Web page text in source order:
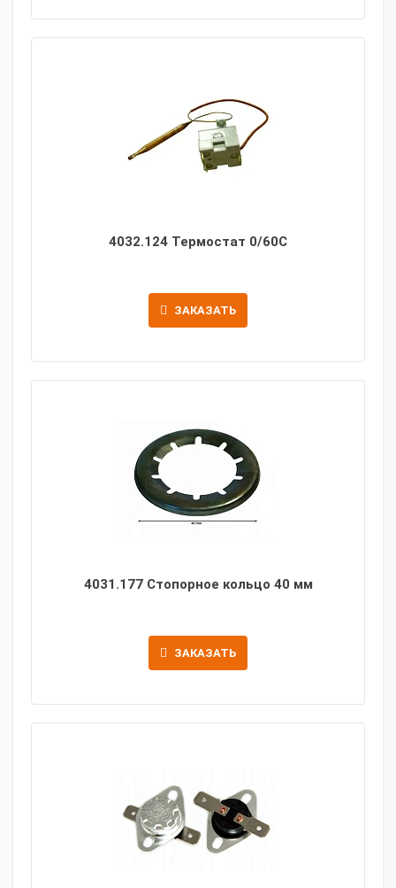
4032.124 Термостат 0/60С
ЗАКАЗАТЬ
4031.177 Стопорное кольцо 40 мм
ЗАКАЗАТЬ